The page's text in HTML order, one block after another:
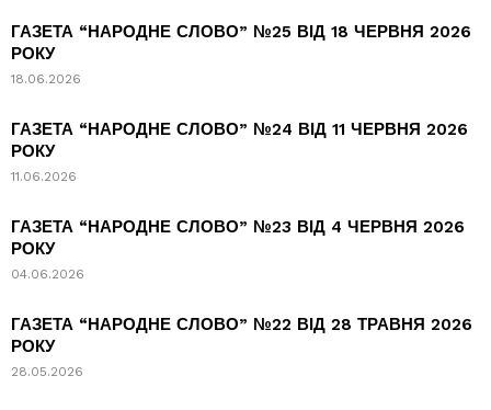
ГАЗЕТА “НАРОДНЕ СЛОВО” №25 ВІД 18 ЧЕРВНЯ 2026
РОКУ
18.06.2026
ГАЗЕТА “НАРОДНЕ СЛОВО” №24 ВІД 11 ЧЕРВНЯ 2026
РОКУ
11.06.2026
ГАЗЕТА “НАРОДНЕ СЛОВО” №23 ВІД 4 ЧЕРВНЯ 2026
РОКУ
04.06.2026
ГАЗЕТА “НАРОДНЕ СЛОВО” №22 ВІД 28 ТРАВНЯ 2026
РОКУ
28.05.2026